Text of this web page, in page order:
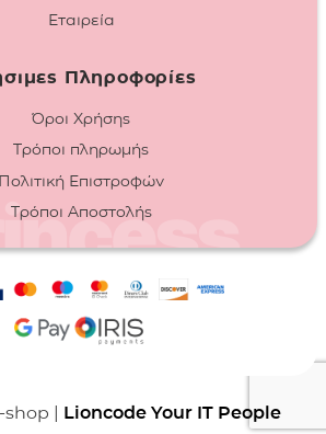
Εταιρεία
Πληροφορίες
Όροι Χρήσης
Τρόποι πληρωμής
Πολιτική Επιστροφών
Τρόποι Αποστολής
| Lioncode Your IT People